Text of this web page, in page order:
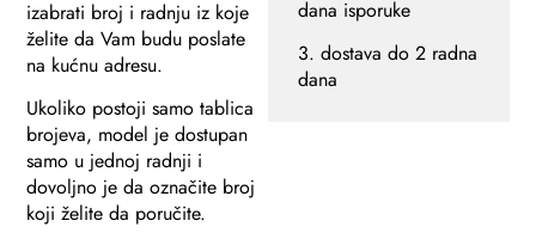
izabrati broj i radnju iz koje
želite da Vam budu poslate
na kućnu adresu.
Ukoliko postoji samo tablica
brojeva, model je dostupan
samo u jednoj radnji i
dovoljno je da označite broj
koji želite da poručite.
dana isporuke
3. dostava do 2 radna
dana